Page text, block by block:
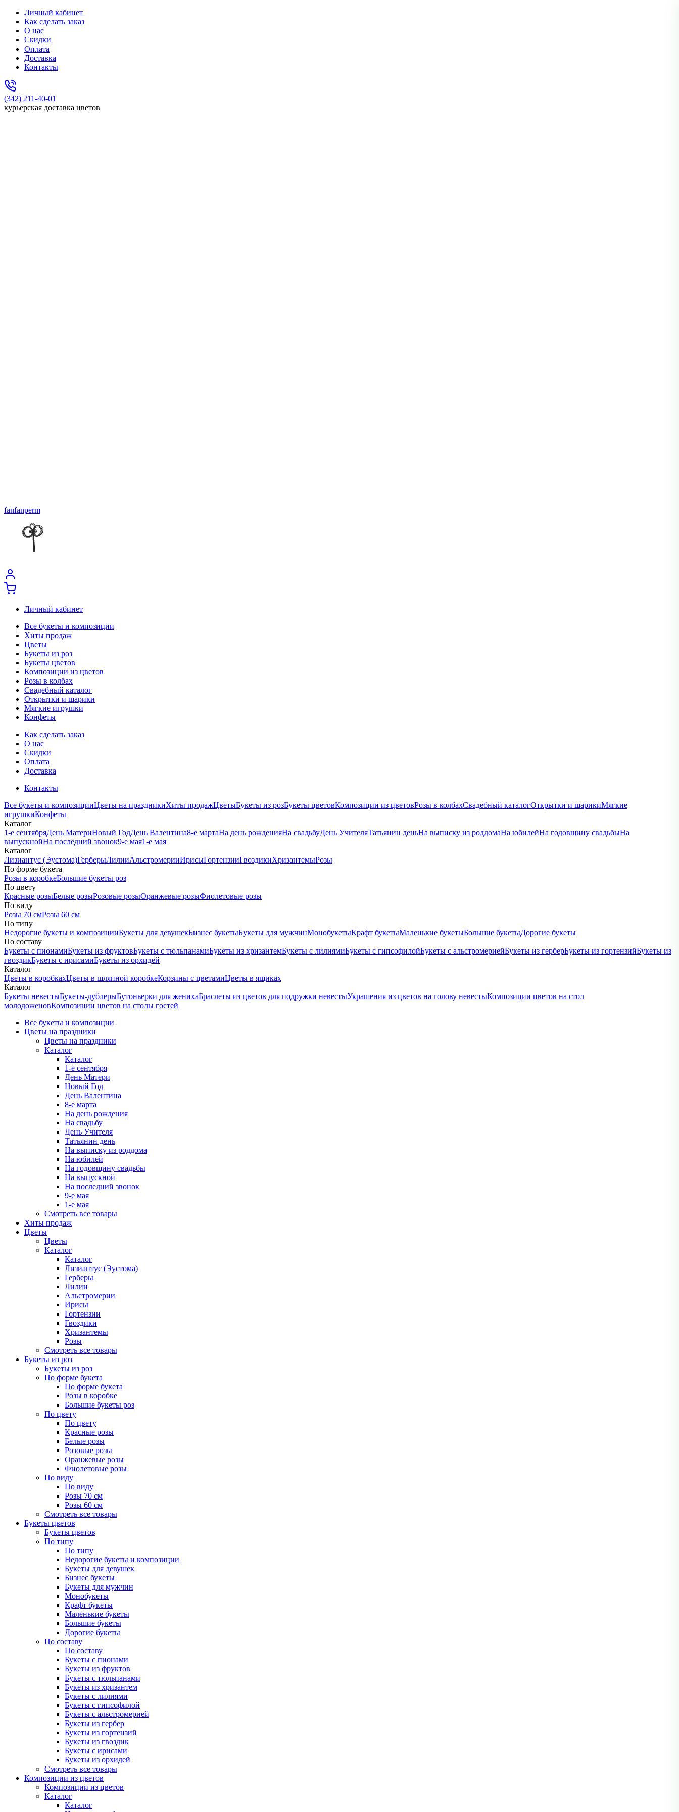
Личный кабинет
Как сделать заказ
О нас
Скидки
Оплата
Доставка
Контакты
(342) 211-40-01
курьерская доставка цветов
fanfanperm
Личный кабинет
Все букеты и композиции
Хиты продаж
Цветы
Букеты из роз
Букеты цветов
Композиции из цветов
Розы в колбах
Свадебный каталог
Открытки и шарики
Мягкие игрушки
Конфеты
Как сделать заказ
О нас
Скидки
Оплата
Доставка
Контакты
Все букеты и композицииЦветы на праздникиХиты продажЦветыБукеты из розБукеты цветовКомпозиции из цветовРозы в колбахСвадебный каталогОткрытки и шарикиМягкие
игрушкиКонфеты
Каталог
1-е сентябряДень МатериНовый ГодДень Валентина8-е мартаНа день рожденияНа свадьбуДень УчителяТатьянин деньНа выписку из роддомаНа юбилейНа годовщину свадьбыНа
выпускнойНа последний звонок9-е мая1-е мая
Каталог
Лизиантус (Эустома)ГерберыЛилииАльстромерииИрисыГортензииГвоздикиХризантемыРозы
По форме букета
Розы в коробкеБольшие букеты роз
По цвету
Красные розыБелые розыРозовые розыОранжевые розыФиолетовые розы
По виду
Розы 70 смРозы 60 см
По типу
Недорогие букеты и композицииБукеты для девушекБизнес букетыБукеты для мужчинМонобукетыКрафт букетыМаленькие букетыБольшие букетыДорогие букеты
По составу
Букеты с пионамиБукеты из фруктовБукеты с тюльпанамиБукеты из хризантемБукеты с лилиямиБукеты с гипсофилойБукеты с альстромериейБукеты из герберБукеты из гортензийБукеты из
гвоздикБукеты с ирисамиБукеты из орхидей
Каталог
Цветы в коробкахЦветы в шляпной коробкеКорзины с цветамиЦветы в ящиках
Каталог
Букеты невестыБукеты-дублерыБутоньерки для женихаБраслеты из цветов для подружки невестыУкрашения из цветов на голову невестыКомпозиции цветов на стол
молодоженовКомпозиции цветов на столы гостей
Все букеты и композиции
Цветы на праздники
Цветы на праздники
Каталог
Каталог
1-е сентября
День Матери
Новый Год
День Валентина
8-е марта
На день рождения
На свадьбу
День Учителя
Татьянин день
На выписку из роддома
На юбилей
На годовщину свадьбы
На выпускной
На последний звонок
9-е мая
1-е мая
Смотреть все товары
Хиты продаж
Цветы
Цветы
Каталог
Каталог
Лизиантус (Эустома)
Герберы
Лилии
Альстромерии
Ирисы
Гортензии
Гвоздики
Хризантемы
Розы
Смотреть все товары
Букеты из роз
Букеты из роз
По форме букета
По форме букета
Розы в коробке
Большие букеты роз
По цвету
По цвету
Красные розы
Белые розы
Розовые розы
Оранжевые розы
Фиолетовые розы
По виду
По виду
Розы 70 см
Розы 60 см
Смотреть все товары
Букеты цветов
Букеты цветов
По типу
По типу
Недорогие букеты и композиции
Букеты для девушек
Бизнес букеты
Букеты для мужчин
Монобукеты
Крафт букеты
Маленькие букеты
Большие букеты
Дорогие букеты
По составу
По составу
Букеты с пионами
Букеты из фруктов
Букеты с тюльпанами
Букеты из хризантем
Букеты с лилиями
Букеты с гипсофилой
Букеты с альстромерией
Букеты из гербер
Букеты из гортензий
Букеты из гвоздик
Букеты с ирисами
Букеты из орхидей
Смотреть все товары
Композиции из цветов
Композиции из цветов
Каталог
Каталог